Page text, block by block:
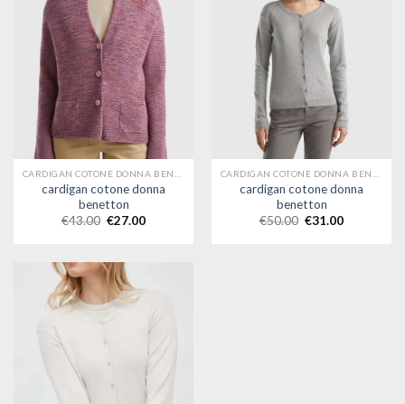
cardigan cotone donna
benetton
€43.00 €27.00
cardigan cotone donna
benetton
€50.00 €31.00